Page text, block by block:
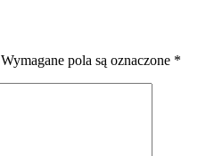
Wymagane pola są oznaczone *